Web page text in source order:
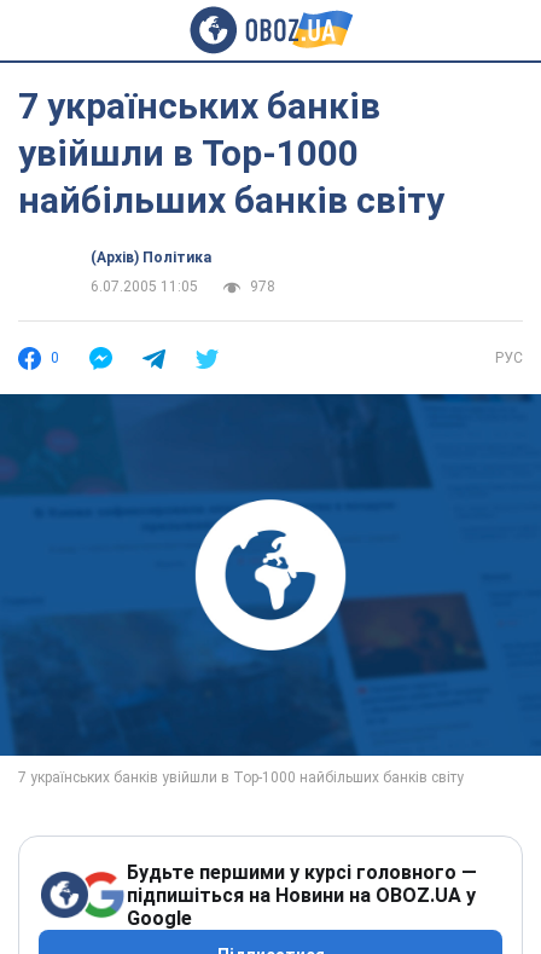
7 українських банків
увійшли в Top-1000
найбільших банків світу
(Архів) Політика
6.07.2005 11:05
978
0 РУС
Будьте першими у курсі головного —
підпишіться на Новини на OBOZ.UA у
Google